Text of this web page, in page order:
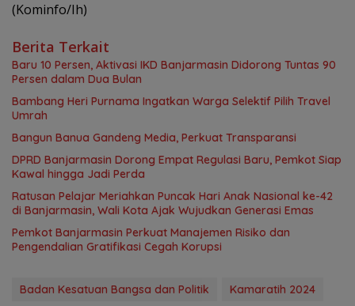
(Kominfo/Ih)
Berita Terkait
Baru 10 Persen, Aktivasi IKD Banjarmasin Didorong Tuntas 90
Persen dalam Dua Bulan
Bambang Heri Purnama Ingatkan Warga Selektif Pilih Travel
Umrah
Bangun Banua Gandeng Media, Perkuat Transparansi
DPRD Banjarmasin Dorong Empat Regulasi Baru, Pemkot Siap
Kawal hingga Jadi Perda
Ratusan Pelajar Meriahkan Puncak Hari Anak Nasional ke-42
di Banjarmasin, Wali Kota Ajak Wujudkan Generasi Emas
Pemkot Banjarmasin Perkuat Manajemen Risiko dan
Pengendalian Gratifikasi Cegah Korupsi
Badan Kesatuan Bangsa dan Politik Kamaratih 2024